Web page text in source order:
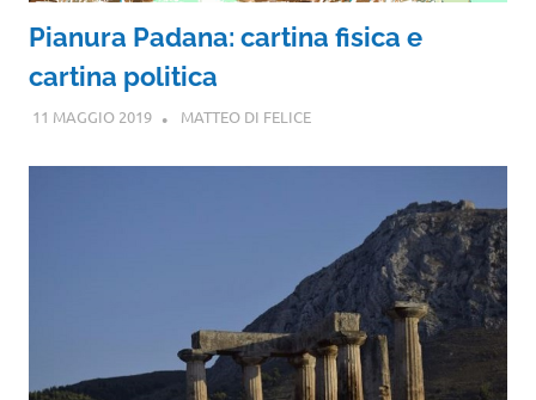
Pianura Padana: cartina fisica e
cartina politica
11 MAGGIO 2019 MATTEO DI FELICE